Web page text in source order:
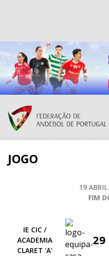
Resultados
Federação de
Grátis - Disponivel na
JOGO
19
FIM
IE CIC /
ACADEMIA
CLARET 'A'
29